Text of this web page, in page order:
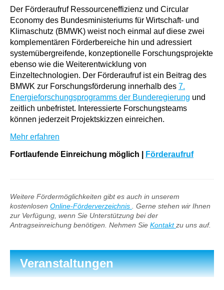
Der Förderaufruf Ressourceneffizienz und Circular
Economy des Bundesministeriums für Wirtschaft- und
Klimaschutz (BMWK) weist noch einmal auf diese zwei
komplementären Förderbereiche hin und adressiert
systemübergreifende, konzeptionelle Forschungsprojekte
ebenso wie die Weiterentwicklung von
Einzeltechnologien. Der Förderaufruf ist ein Beitrag des
BMWK zur Forschungsförderung innerhalb des 7.
Energieforschungsprogramms der Bunderegierung und
zeitlich unbefristet. Interessierte Forschungsteams
können jederzeit Projektskizzen einreichen.
Mehr erfahren
Fortlaufende Einreichung möglich Förderaufruf
Weitere Fördermöglichkeiten gibt es auch in unserem
kostenlosen Online-Förderverzeichnis
. Gerne stehen wir Ihnen
zur Verfügung, wenn Sie Unterstützung bei der
Antragseinreichung benötigen. Nehmen Sie Kontaktzu uns auf.
Veranstaltungen